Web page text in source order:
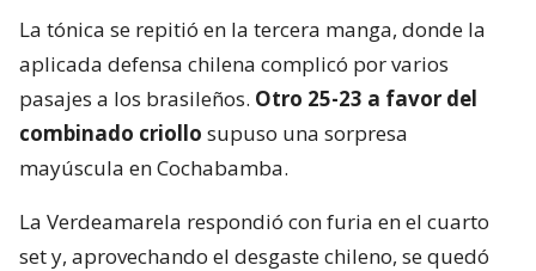
La tónica se repitió en la tercera manga, donde la
aplicada defensa chilena complicó por varios
pasajes a los brasileños. Otro 25-23 a favor del
combinado criollo supuso una sorpresa
mayúscula en Cochabamba.
La Verdeamarela respondió con furia en el cuarto
set y, aprovechando el desgaste chileno, se quedó